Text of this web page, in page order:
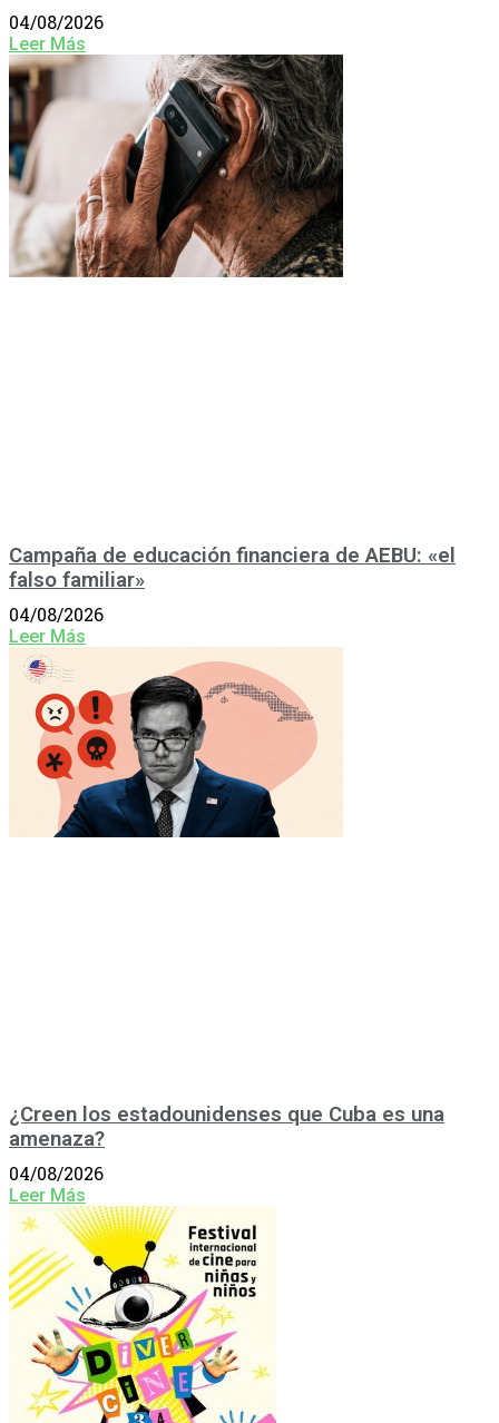
04/08/2026
Leer Más
Campaña de educación financiera de AEBU: «el
falso familiar»
04/08/2026
Leer Más
¿Creen los estadounidenses que Cuba es una
amenaza?
04/08/2026
Leer Más